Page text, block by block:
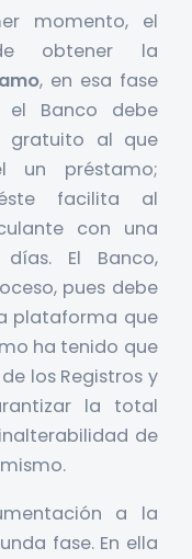
momento, el
obtener la
, en esa fase
el Banco debe
gratuito al que
un préstamo;
facilita al
con una
El Banco,
pues debe
plataforma que
ha tenido que
los Registros y
la total
de
a la
fase. En ella